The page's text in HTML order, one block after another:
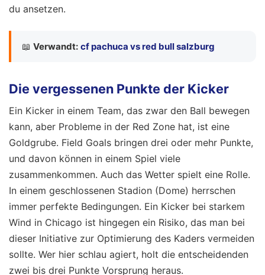
du ansetzen.
📖 Verwandt: cf pachuca vs red bull salzburg
Die vergessenen Punkte der Kicker
Ein Kicker in einem Team, das zwar den Ball bewegen
kann, aber Probleme in der Red Zone hat, ist eine
Goldgrube. Field Goals bringen drei oder mehr Punkte,
und davon können in einem Spiel viele
zusammenkommen. Auch das Wetter spielt eine Rolle.
In einem geschlossenen Stadion (Dome) herrschen
immer perfekte Bedingungen. Ein Kicker bei starkem
Wind in Chicago ist hingegen ein Risiko, das man bei
dieser Initiative zur Optimierung des Kaders vermeiden
sollte. Wer hier schlau agiert, holt die entscheidenden
zwei bis drei Punkte Vorsprung heraus.